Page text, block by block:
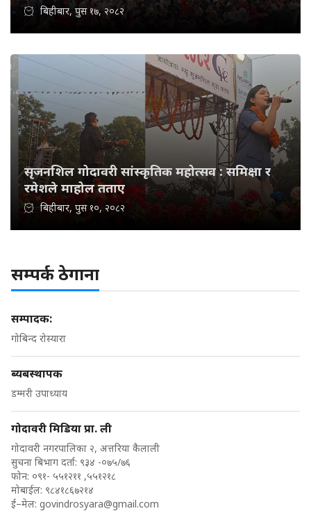
बिहीबार, पुस १७, २०८२
सृजनशिल गोदावरी सांस्कृतिक महोत्सव : समिक्षा र
रमेशले माहोल तताए
बिहीबार, पुस १०, २०८२
सम्पर्क ठेगाना
सम्पादक:
गोबिन्द रोस्यारा
ब्यबस्थापक
डम्मरी उपाध्याय
गोदावरी मिडिया प्रा. ली
गोदावरी नगरपालिका २, अत्तरिया कैलाली
सुचना बिभाग दर्ता: ९३४ -०७५/७६
फोन: ०९१- ५५१२११ ,५५१२१८
मोबाईल: ९८४१८६७२१४
ई–मेल: govindrosyara@gmail.com